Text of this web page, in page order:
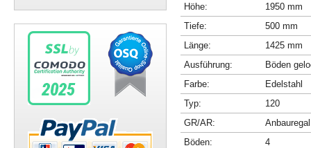
Höhe:
1950 mm
Tiefe:
500 mm
Länge:
1425 mm
Ausführung:
Böden
Farbe:
Edelstahl
Typ:
120
GR/AR:
Anbauregal
Böden:
4